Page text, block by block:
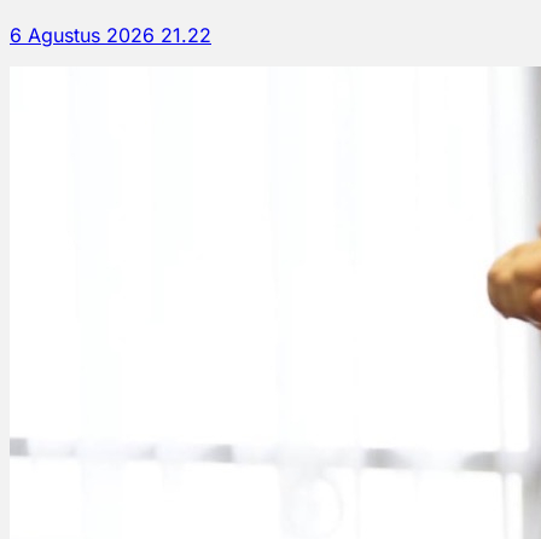
6 Agustus 2026 21.22